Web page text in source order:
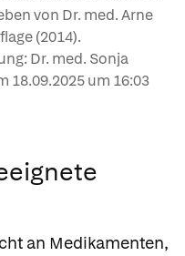
von Dr. med. Arne
(2014).
Dr. med. Sonja
18.09.2025um 16:03
an Medikamenten,